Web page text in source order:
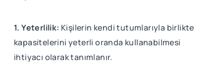
1. Yeterlilik: Kişilerin kendi tutumlarıyla birlikte
kapasitelerini yeterli oranda kullanabilmesi
ihtiyacı olarak tanımlanır.